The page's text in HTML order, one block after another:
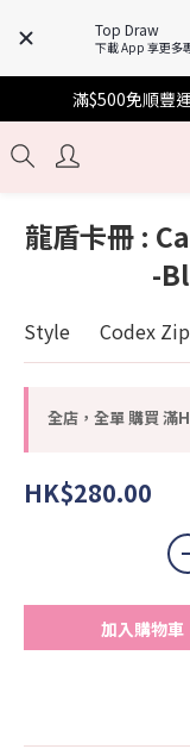
Top Draw
下載 App 享更多
滿$500免順豐
龍盾卡冊 :
-
Style
全店，全單 購買 滿
HK$280.00
加入購物車